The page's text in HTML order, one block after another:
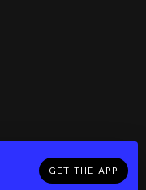
GET THE APP